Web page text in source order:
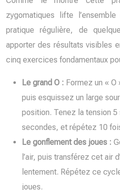
zygomatiques lifte
pratique régulière, de
apporter des résultats visibles
cinq exercices fondamentaux
Le grand O : Formez un « O
puis esquissez un large
position. Tenez la tension
secondes, et répétez 10
Le gonflement des joues :
l’air, puis transférez cet air
lentement. Répétez ce
joues.